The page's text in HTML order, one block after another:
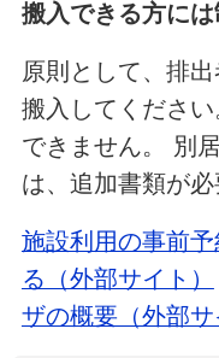
搬入できる方には
原則として、排
搬入してくださ
できません。 別
は、追加書類が必
施設利用の事前
る（外部サイト）
ザの概要（外部サ